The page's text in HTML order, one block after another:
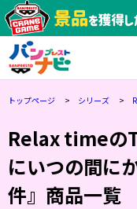
トップページ シリーズ
Relax timeの
にいつの間に
件』商品一覧